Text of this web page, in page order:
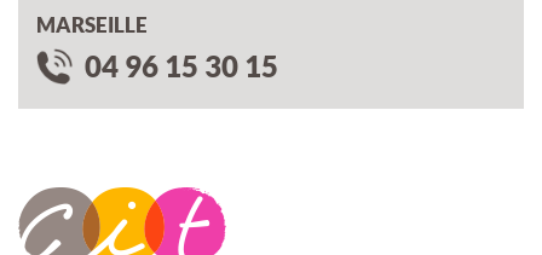
MARSEILLE
04 96 15 30 15